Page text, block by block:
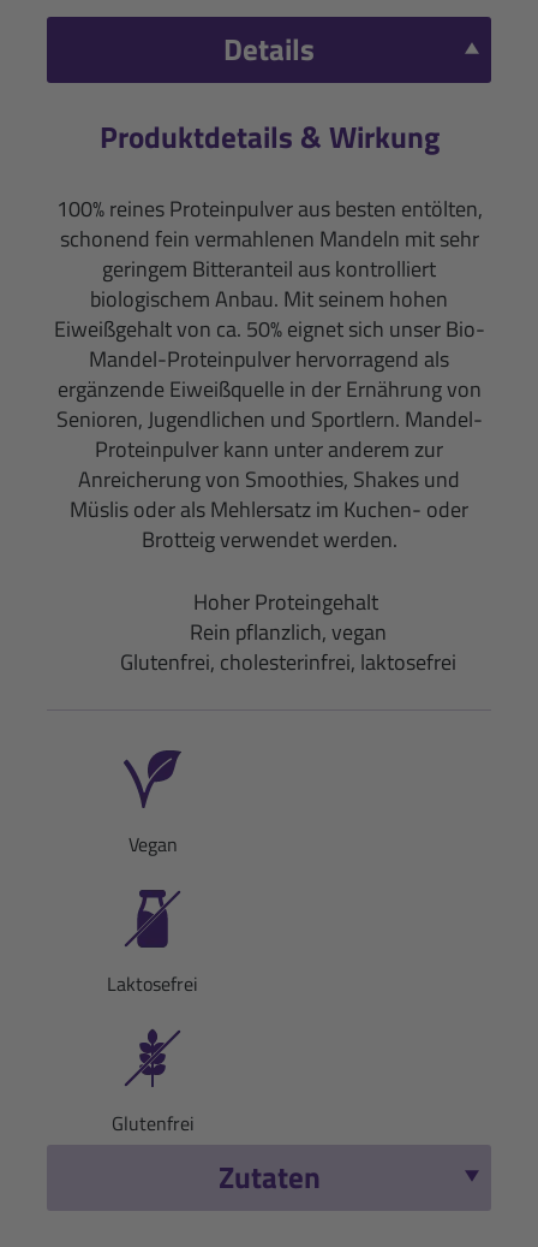
Details
Produktdetails & Wirkung
100% reines Proteinpulver aus besten entölten,
schonend fein vermahlenen Mandeln mit sehr
geringem Bitteranteil aus kontrolliert
biologischem Anbau. Mit seinem hohen
Eiweißgehalt von ca. 50% eignet sich unser Bio-
Mandel-Proteinpulver hervorragend als
ergänzende Eiweißquelle in der Ernährung von
Senioren, Jugendlichen und Sportlern. Mandel-
Proteinpulver kann unter anderem zur
Anreicherung von Smoothies, Shakes und
Müslis oder als Mehlersatz im Kuchen- oder
Brotteig verwendet werden.
Hoher Proteingehalt
Rein pflanzlich, vegan
Glutenfrei, cholesterinfrei, laktosefrei
Vegan
Laktosefrei
Glutenfrei
Zutaten